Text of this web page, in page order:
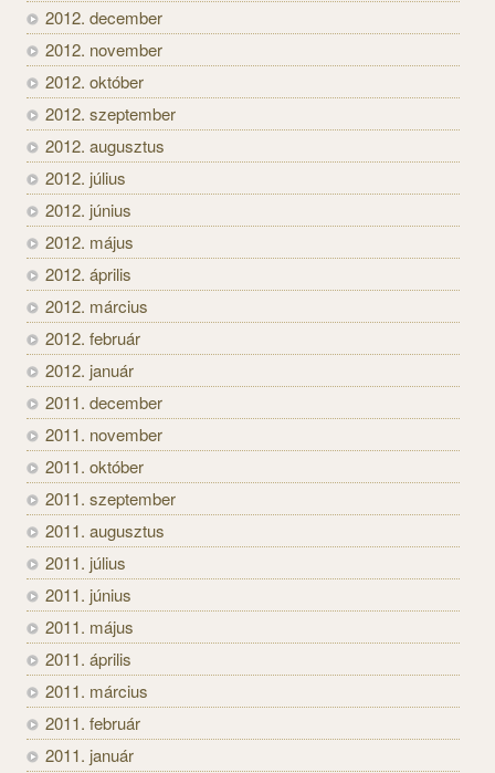
2012. december
2012. november
2012. október
2012. szeptember
2012. augusztus
2012. július
2012. június
2012. május
2012. április
2012. március
2012. február
2012. január
2011. december
2011. november
2011. október
2011. szeptember
2011. augusztus
2011. július
2011. június
2011. május
2011. április
2011. március
2011. február
2011. január